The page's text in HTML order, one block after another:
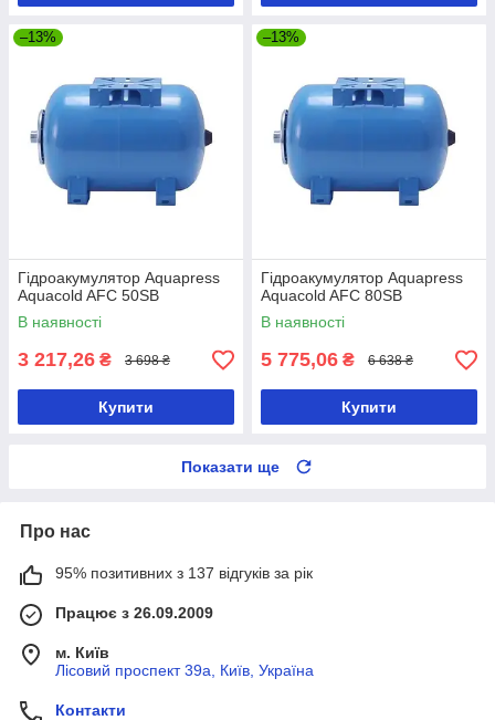
–13%
Гідроакумулятор Aquapress
Aquacold AFC 50SB
В наявності
3 217,26 ₴ 3 698 ₴
Купити
–13%
Гідроакумулятор Aquapress
Aquacold AFC 80SB
В наявності
5 775,06 ₴ 6 638 ₴
Купити
Показати ще
Про нас
95% позитивних з 137 відгуків за рік
Працює з 26.09.2009
м. Київ
Лісовий проспект 39а, Київ, Україна
Контакти